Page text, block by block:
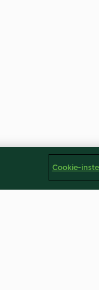
Cookie-